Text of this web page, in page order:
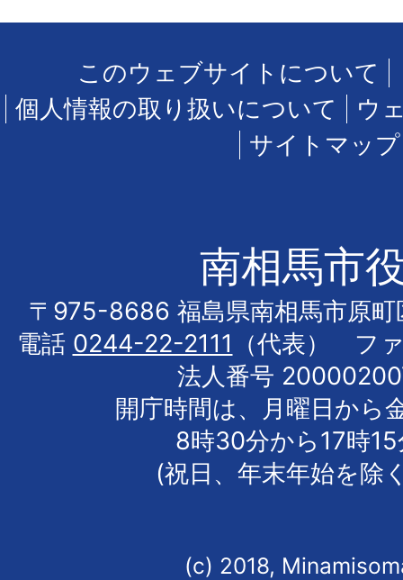
このウェブサイトについて
個人情報の取り扱いについて
ウ
サイトマップ
南相馬市
〒975-8686 福島県南相馬市原町
電話 0244-22-2111
（代表） フ
法人番号
開庁時間は、月曜日から
8時30分から17時
(祝日、年末年始を除
(c) 2018,